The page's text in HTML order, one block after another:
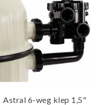
Astral 6-weg klep 1,5"